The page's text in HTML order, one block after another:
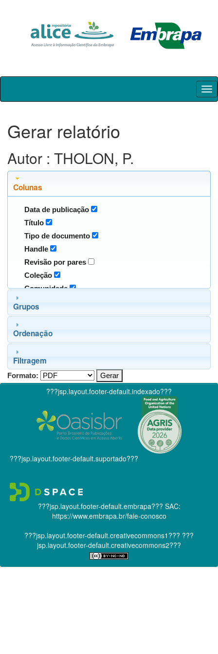
Skip
Gerar relatório
Autor : THOLON, P.
Colunas
Data de publicação
Título
Tipo de documento
Handle
Revisão por pares
Coleção
Comunidade
Grupos
Ordenação
Filtragem
Formato:
???jsp.layout.footer-default.indexado???
???jsp.layout.footer-default.suportado???
???jsp.layout.footer-default.embrapa??? SAC:
https://www.embrapa.br/fale-conosco
???jsp.layout.footer-default.creativecommons1??? ???
jsp.layout.footer-default.creativecommons2???